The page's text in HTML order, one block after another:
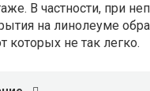
В частности, при
на линолеуме
которых не так легко.